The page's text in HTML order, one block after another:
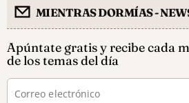
MIENTRAS DORMÍAS -
Apúntate gratis y recibe cada
de los temas del día